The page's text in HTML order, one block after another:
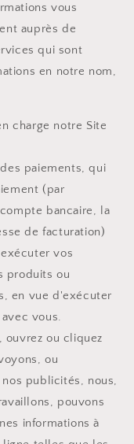
vous
auprès de
qui sont
en notre nom,
charge notre Site
paiements, qui
(par
bancaire, la
de facturation)
vos
produits ou
en vue d'exécuter
vous.
ouvrez ou cliquez
ou
publicités, nous,
pouvons
informations à